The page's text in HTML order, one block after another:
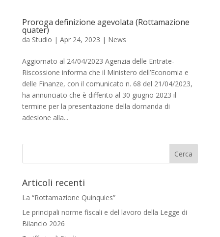
Proroga definizione agevolata (Rottamazione
quater)
da Studio | Apr 24, 2023 | News
Aggiornato al 24/04/2023 Agenzia delle Entrate-
Riscossione informa che il Ministero dell’Economia e
delle Finanze, con il comunicato n. 68 del 21/04/2023,
ha annunciato che è differito al 30 giugno 2023 il
termine per la presentazione della domanda di
adesione alla...
Articoli recenti
La “Rottamazione Quinquies”
Le principali norme fiscali e del lavoro della Legge di
Bilancio 2026